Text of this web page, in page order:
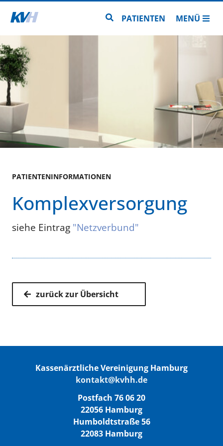
Zur Startseite Zur Seitensuche
PATIENTEN MENÜ
PATIENTENINFORMATIONEN
Komplexversorgung
siehe Eintrag "Netzverbund"
zurück zur Übersicht
Kassenärztliche Vereinigung Hamburg
kontakt@kvhh.de
Postfach 76 06 20
22056 Hamburg
Humboldtstraße 56
22083 Hamburg